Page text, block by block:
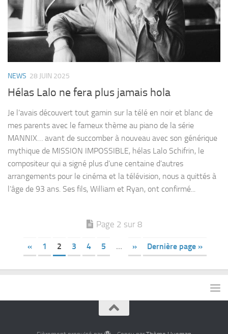
NEWS 28 JUIN 2025
Hélas Lalo ne fera plus jamais hola
Je l’avais découvert tout gamin sur la télé en noir et blanc de
mes parents avec le fameux thème au piano de la série
MANNIX… avant de succomber à nouveau avec son générique
mythique de MISSION IMPOSSIBLE, hélas Lalo Schifrin, le
compositeur qui a signé plus d’une centaine d’autres
arrangements pour le cinéma et la télévision, nous a quittés à
l’âge de 93 ans. Ses fils, William et Ryan, ont confirmé...
Page 2 sur 8
« 1 2 3 4 5 … » Dernière page »